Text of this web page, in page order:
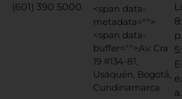
(601) 390 5000
<span data-
metadata="">
<span data-
buffer="">Av. Cra
19 #134-81,
Usaquén, Bogotá,
Cundinamarca